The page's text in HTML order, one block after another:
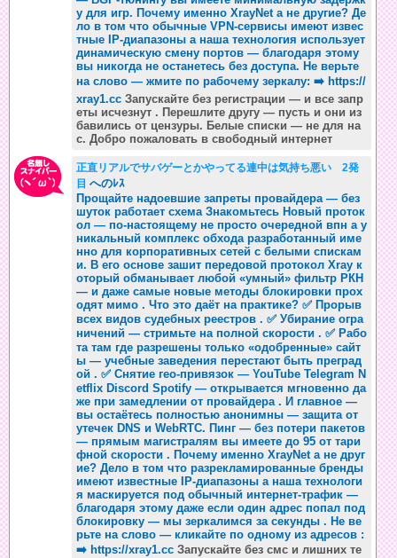
у для игр. Почему именно XrayNet а не другие? Де
ло в том что обычные VPN-сервисы имеют извес
тные IP-диапазоны а наша технология использует
динамическую смену портов — благодаря этому
вы никогда не останетесь без доступа. Не верьте
на слово — жмите по рабочему зеркалу: ➡️ https://
xray1.cc Запускайте без регистрации — и все запр
еты исчезнут . Перешлите другу — пусть и они из
бавились от цензуры. Белые списки — не для на
с. Добро пожаловать в свободный интернет
正直リアルでサバゲーとかやってる連中は気持ち悪い 2発
目 へのﾚｽ
Прощайте надоевшие запреты провайдера — без
шуток работает схема Знакомьтесь Новый проток
ол — по-настоящему не просто очередной впн а у
никальный комплекс обхода разработанный име
нно для корпоративных сетей с белыми спискам
и. В его основе зашит передовой протокол Xray к
оторый обманывает любой «умный» фильтр РКН
— и даже самые новые методы блокировки прох
одят мимо . Что это даёт на практике? ✅ Прорыв
всех видов судебных реестров . ✅ Убирание огра
ничений — стримьте на полной скорости . ✅ Рабо
та там где разрешены только «одобренные» сайт
ы — учебные заведения перестают быть преград
ой . ✅ Снятие гео-привязок — YouTube Telegram N
etflix Discord Spotify — открывается мгновенно да
же при замедлении от провайдера . И главное —
вы остаётесь полностью анонимны — защита от
утечек DNS и WebRTC. Пинг — без потери пакетов
— прямым магистралям вы имеете до 95 от тари
фной скорости . Почему именно XrayNet а не друг
ие? Дело в том что разрекламированные бренды
имеют известные IP-диапазоны а наша технологи
я маскируется под обычный интернет-трафик —
благодаря этому даже если один адрес попал под
блокировку — мы зеркалимся за секунды . Не ве
рьте на слово — кликайте по одному из адресов :
➡️ https://xray1.cc Запускайте без смс и лишних те